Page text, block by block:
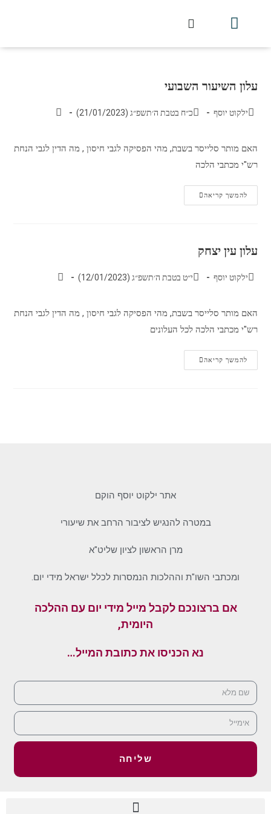
עלון השיעור השבועי
ילקוט יוסף כ״ח בטבת ה׳תשפ״ג (21/01/2023)
האם מותר סלייסר בשבת, מהי הפסיקה לגבי חיסון , מה הדין לגבי הנחת
רש"י מכתבי הלכה
להמשך קריאה
עלון עין יצחק
ילקוט יוסף י״ט בטבת ה׳תשפ״ג (12/01/2023)
האם מותר סלייסר בשבת, מהי הפסיקה לגבי חיסון , מה הדין לגבי הנחת
רש"י מכתבי הלכה לכל העלונים
להמשך קריאה
אתר ילקוט יוסף הוקם
במטרה להנגיש לציבור הרחב את שיעורי
מרן הראשון לציון שליט"א
ומכתבי השו"ת וההלכות הנמסרות לכלל ישראל מידי יום.
אם ברצונכם לקבל מייל מידי יום עם ההלכה
היומית,
נא הכניסו את כתובת המייל…
שליחה